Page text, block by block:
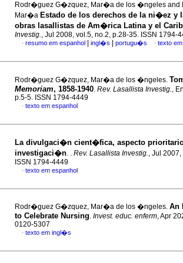
Rodr�guez G�zquez, Mar�a de los �ngeles and
Mar�a Estado de los derechos de la ni�ez y
obras lasallistas de Am�rica Latina y el
Investig., Jul 2008, vol.5, no.2, p.28-35. ISSN 1794-
· resumo em espanhol ingl�s portugu�s · texto
Rodr�guez G�zquez, Mar�a de los �ngeles.
Memoriam, 1858-1940. Rev. Lasallista Investig.,
p.5-5. ISSN 1794-4449
· texto em espanhol
La divulgaci�n cient�fica, aspecto
investigaci�n. . Rev. Lasallista Investig., Jul
ISSN 1794-4449
· texto em espanhol
Rodr�guez G�zquez, Mar�a de los �ngeles. An
to Celebrate Nursing. Invest. educ. enferm, Apr
0120-5307
· texto em ingl�s